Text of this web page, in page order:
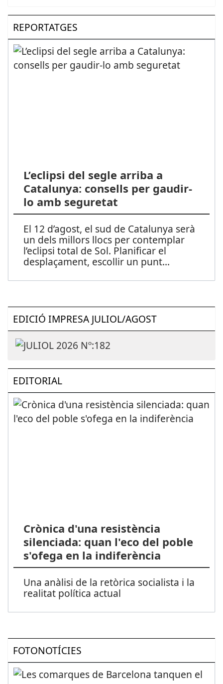
REPORTATGES
L’eclipsi del segle arriba a
Catalunya: consells per gaudir-
lo amb seguretat
El 12 d’agost, el sud de Catalunya serà
un dels millors llocs per contemplar
l’eclipsi total de Sol. Planificar el
desplaçament, escollir un punt...
EDICIÓ IMPRESA JULIOL/AGOST
EDITORIAL
Crònica d'una resistència
silenciada: quan l'eco del poble
s'ofega en la indiferència
Una anàlisi de la retòrica socialista i la
realitat política actual
FOTONOTÍCIES